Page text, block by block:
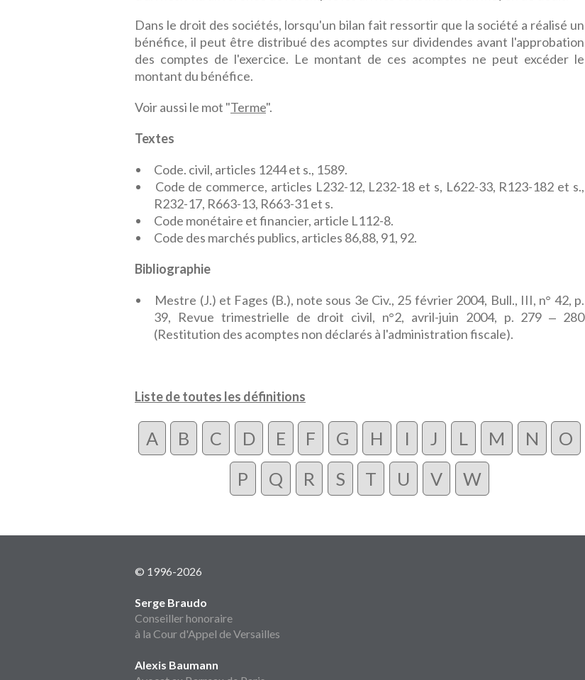
Dans le droit des sociétés, lorsqu'un bilan fait ressortir que la société a réalisé un
bénéfice, il peut être distribué des acomptes sur dividendes avant l'approbation
des comptes de l'exercice. Le montant de ces acomptes ne peut excéder le
montant du bénéfice.
Voir aussi le mot "Terme".
Textes
Code. civil, articles 1244 et s., 1589.
Code de commerce, articles L232-12, L232-18 et s, L622-33, R123-182 et s.,
R232-17, R663-13, R663-31 et s.
Code monétaire et financier, article L112-8.
Code des marchés publics, articles 86,88, 91, 92.
Bibliographie
Mestre (J.) et Fages (B.), note sous 3e Civ., 25 février 2004, Bull., III, n° 42, p.
39, Revue trimestrielle de droit civil, n°2, avril-juin 2004, p. 279 ‒ 280
(Restitution des acomptes non déclarés à l'administration fiscale).
Liste de toutes les définitions
A B C D E F G H I J L M N
O
P
Q R S T U V W
© 1996-2026
Serge Braudo
Conseiller honoraire
à la Cour d'Appel de Versailles
Alexis Baumann